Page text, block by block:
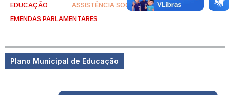
EDUCAÇÃO
ASSISTÊNCIA SOCIAL
EMENDAS PARLAMENTARES
Plano Municipal de Educação